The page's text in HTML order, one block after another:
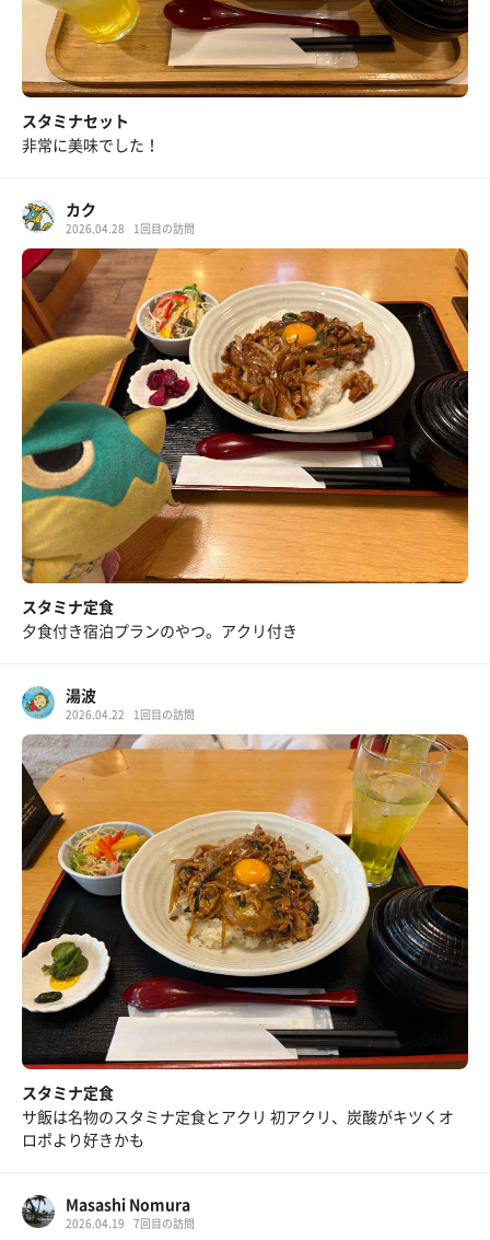
スタミナセット
非常に美味でした！
カク
2026.04.28 1回目の訪問
スタミナ定食
夕食付き宿泊プランのやつ。アクリ付き
湯波
2026.04.22 1回目の訪問
スタミナ定食
サ飯は名物のスタミナ定食とアクリ 初アクリ、炭酸がキツくオ
ロポより好きかも
Masashi Nomura
2026.04.19 7回目の訪問